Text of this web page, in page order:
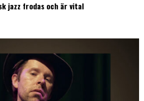
jazz frodas och är vital